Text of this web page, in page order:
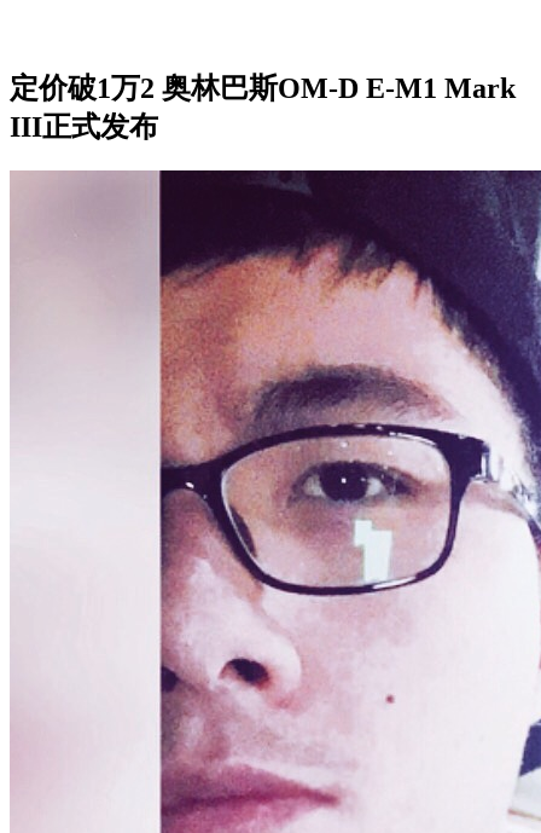
定价破1万2 奥林巴斯OM-D E-M1 Mark
III正式发布